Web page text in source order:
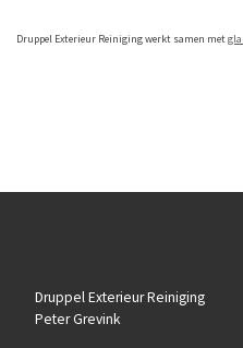
Druppel Exterieur Reiniging werkt samen met
Druppel Exterieur Reiniging
Peter Grevink